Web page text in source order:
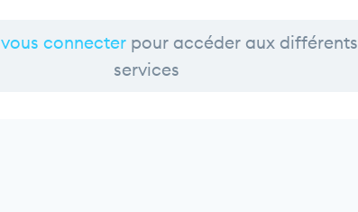
vous connecter pour accéder aux différents
services